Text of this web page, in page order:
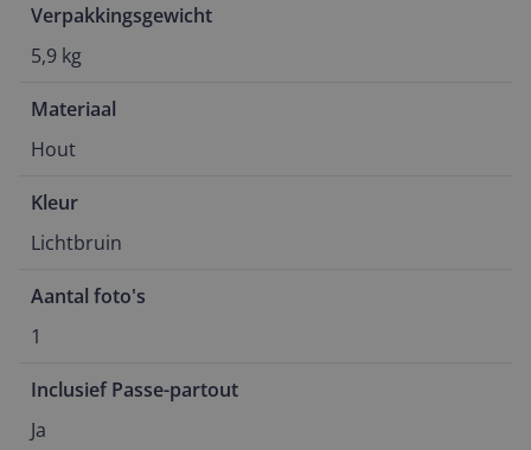
Verpakkingsgewicht
5,9 kg
Materiaal
Hout
Kleur
Lichtbruin
Aantal foto's
1
Inclusief Passe-partout
Ja